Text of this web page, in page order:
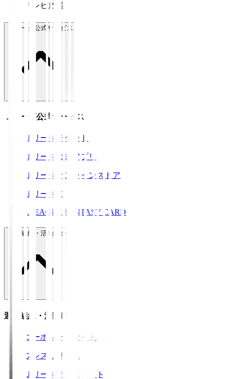
テレビ放送
Ｊリーグ公式サービス
Ｊリーグ公式サービス
Ｊリーグチケット
Ｊリーグ公式アプリ
Ｊリーグオンラインストア
ＪリーグID
J.LEAGUE FANTASY CARD
運営組織・活動紹介
運営組織・活動紹介
コーポレートサイト
プレスリリース
Ｊリーグデータサイト